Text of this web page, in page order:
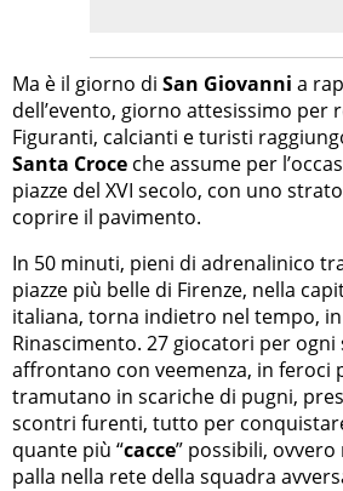
Ma è il giorno di San Giovanni a
dell’evento, giorno attesissimo per
Figuranti, calcianti e turisti
Santa Croce che assume per
piazze del XVI secolo, con uno
coprire il pavimento.
In 50 minuti, pieni di adrenalinico
piazze più belle di Firenze, nella
italiana, torna indietro nel tempo,
Rinascimento. 27 giocatori per ogni
affrontano con veemenza, in feroci
tramutano in scariche di pugni,
scontri furenti, tutto per
quante più “cacce” possibili,
palla nella rete della squadra